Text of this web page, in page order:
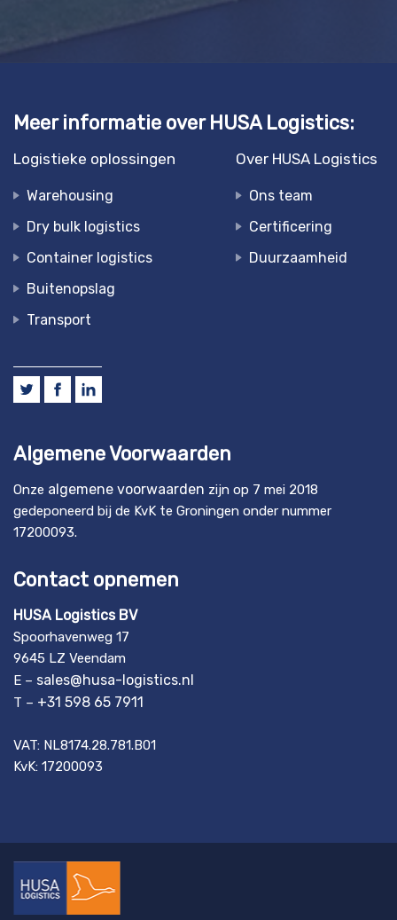
Meer informatie over HUSA Logistics:
Logistieke oplossingen
Warehousing
Dry bulk logistics
Container logistics
Buitenopslag
Transport
Over HUSA Logistics
Ons team
Certificering
Duurzaamheid
Algemene Voorwaarden
Onze algemene voorwaarden zijn op 7 mei 2018
gedeponeerd bij de KvK te Groningen onder nummer
17200093.
Contact opnemen
HUSA Logistics BV
Spoorhavenweg 17
9645 LZ Veendam
E – sales@husa-logistics.nl
T – +31 598 65 7911
VAT: NL8174.28.781.B01
KvK: 17200093